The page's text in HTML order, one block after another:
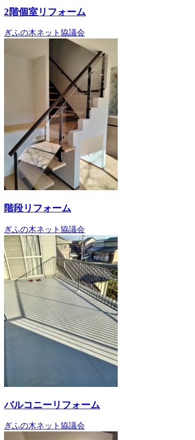
2階個室リフォーム
ぎふの木ネット協議会
階段リフォーム
ぎふの木ネット協議会
バルコニーリフォーム
ぎふの木ネット協議会